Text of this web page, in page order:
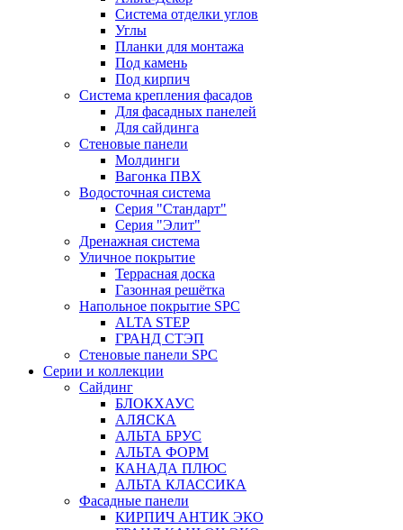
Система отделки углов
Углы
Планки для монтажа
Под камень
Под кирпич
Система крепления фасадов
Для фасадных панелей
Для сайдинга
Стеновые панели
Молдинги
Вагонка ПВХ
Водосточная система
Серия "Стандарт"
Серия "Элит"
Дренажная система
Уличное покрытие
Террасная доска
Газонная решётка
Напольное покрытие SPC
ALTA STEP
ГРАНД СТЭП
Стеновые панели SPC
Серии и коллекции
Сайдинг
БЛОКХАУС
АЛЯСКА
АЛЬТА БРУС
АЛЬТА ФОРМ
КАНАДА ПЛЮС
АЛЬТА КЛАССИКА
Фасадные панели
КИРПИЧ АНТИК ЭКО